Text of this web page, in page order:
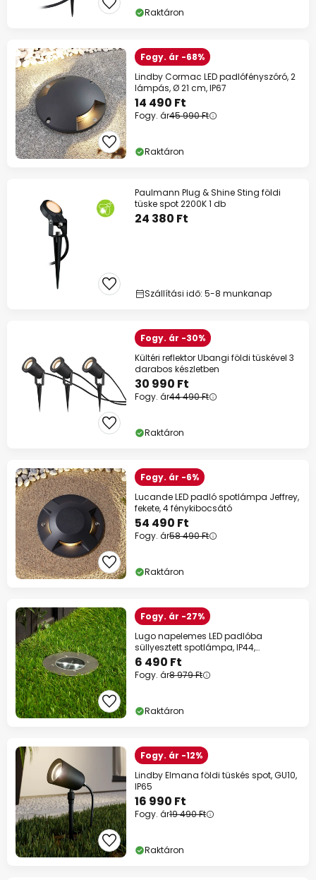
Raktáron
Fogy. ár -68%
Lindby Cormac LED padlófényszóró, 2
lámpás, Ø 21 cm, IP67
14 490 Ft
Fogy. ár45 990 Ft
Raktáron
Paulmann Plug & Shine Sting földi
tüske spot 2200K 1 db
24 380 Ft
Szállítási idő: 5-8 munkanap
Fogy. ár -30%
Kültéri reflektor Ubangi földi tüskével 3
darabos készletben
30 990 Ft
Fogy. ár44 490 Ft
Raktáron
Fogy. ár -6%
Lucande LED padló spotlámpa Jeffrey,
fekete, 4 fénykibocsátó
54 490 Ft
Fogy. ár58 490 Ft
Raktáron
Fogy. ár -27%
Lugo napelemes LED padlóba
süllyesztett spotlámpa, IP44,
rozsdamentes acél, üveg
6 490 Ft
Fogy. ár8 979 Ft
Raktáron
Fogy. ár -12%
Lindby Elmana földi tüskés spot, GU10,
IP65
16 990 Ft
Fogy. ár19 490 Ft
Raktáron